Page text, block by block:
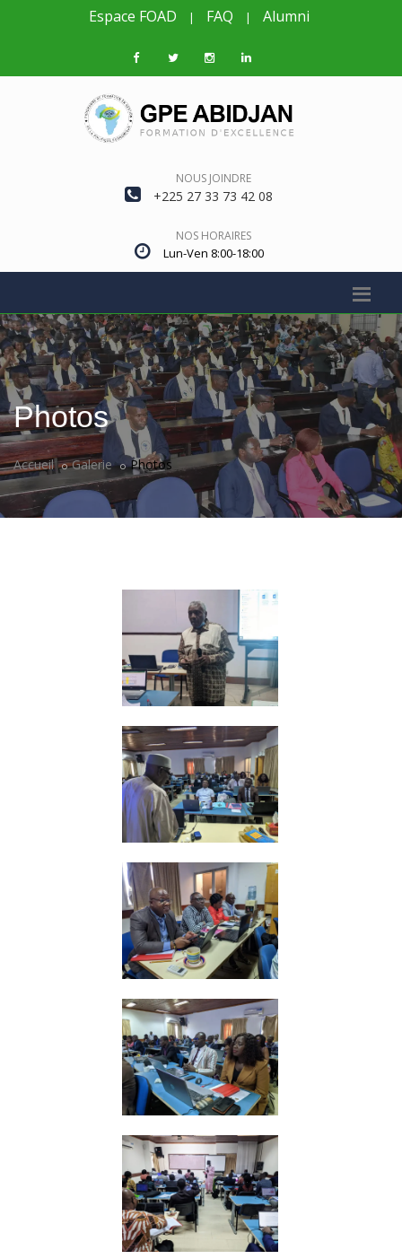
Espace FOAD | FAQ | Alumni
NOUS JOINDRE
+225 27 33 73 42 08
NOS HORAIRES
Lun-Ven 8:00-18:00
Photos
Accueil Galerie Photos